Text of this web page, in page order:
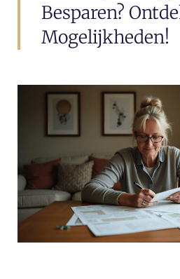
Besparen?
Mogelijkheden!